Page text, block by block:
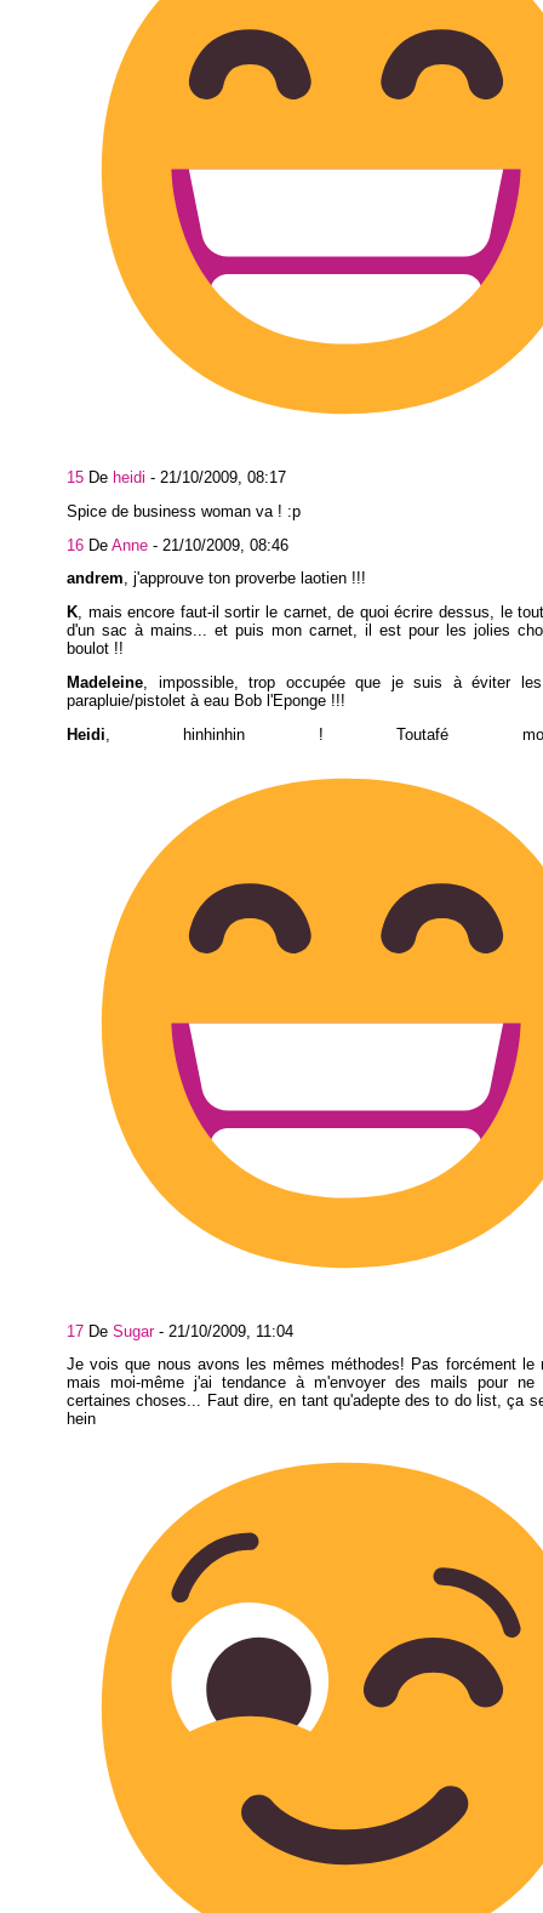
15 De heidi - 21/10/2009, 08:17
Spice de business woman va ! :p
16 De Anne - 21/10/2009, 08:46
andrem, j'approuve ton proverbe laotien !!!
K, mais encore faut-il sortir le carnet, de quoi écrire dessus, le
d'un sac à mains... et puis mon carnet, il est pour les jolies
boulot !!
Madeleine , impossible, trop occupée que je suis à éviter
parapluie/pistolet à eau Bob l'Eponge !!!
Heidi , hinhinhin ! Toutafé
17 De Sugar- 21/10/2009, 11:04
Je vois que nous avons les mêmes méthodes! Pas forcément le
mais moi-même j'ai tendance à m'envoyer des mails pour ne
certaines choses... Faut dire, en tant qu'adepte des to do list, ça
hein